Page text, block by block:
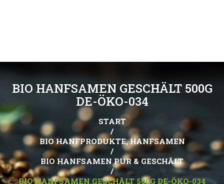
BIO HANFSAMEN GESCHÄLT 500G
DE-ÖKO-034
START
/
BIO HANFPRODUKTE, HANFSAMEN
/
BIO HANFSAMEN PUR & GESCHÄLT
/
BIO HANFSAMEN GESCHÄLT 500G DE-ÖKO-034